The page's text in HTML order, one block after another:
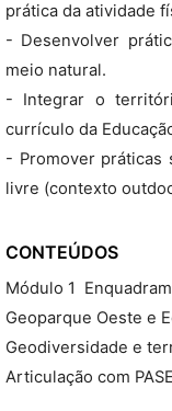
prática da atividade
- Desenvolver
meio natural.
- Integrar o
currículo da
- Promover práticas
livre (contexto
CONTEÚDOS
Módulo 1 
Geoparque Oeste e
Geodiversidade e
Articulação com